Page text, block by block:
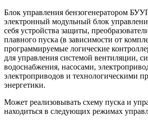
Блок управления бензогенератором
электронный модульный блок
себя устройства защиты,
плавного пуска (в зависимости от
программируемые логические
для управления системой вентиляции,
водоснабжения, насосами,
электроприводов и технологическими
энергетики.
Может реализовывать схему пуска и
находиться в следующих режимах